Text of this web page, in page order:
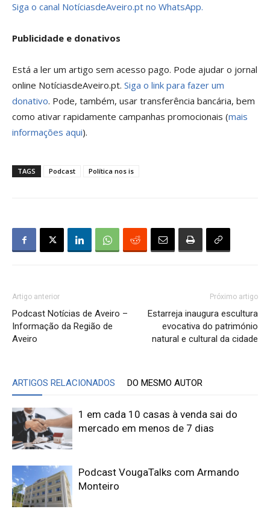
Siga o canal NotíciasdeAveiro.pt no WhatsApp.
Publicidade e donativos
Está a ler um artigo sem acesso pago. Pode ajudar o jornal
online NotíciasdeAveiro.pt. Siga o link para fazer um
donativo. Pode, também, usar transferência bancária, bem
como ativar rapidamente campanhas promocionais (mais
informações aqui).
TAGS Podcast Política nos is
Artigo anterior
Podcast Notícias de Aveiro –
Informação da Região de
Aveiro
Próximo artigo
Estarreja inaugura escultura
evocativa do património
natural e cultural da cidade
ARTIGOS RELACIONADOS DO MESMO AUTOR
1 em cada 10 casas à venda sai do
mercado em menos de 7 dias
Podcast VougaTalks com Armando
Monteiro